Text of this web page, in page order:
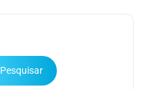
Pesquisar